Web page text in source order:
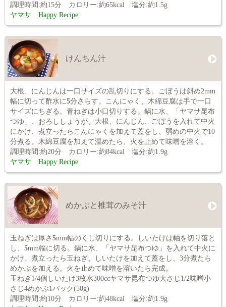
調理時間:約15分 カロリー:約65kcal 塩分:約1.5g
ヤマサ Happy Recipe
けんちん汁
大根、にんじんは一口サイズの乱切りにする。ごぼうは斜め2mm
幅に切って酢水に5分さらす。こんにゃく、木綿豆腐は手で一口
サイズにちぎる。青ねぎは小口切りする。鍋に水、「ヤマサ昆布
つゆ」、おろししょうが、大根、にんじん、ごぼうを入れて中火
にかけ、煮立ったらこんにゃくを加えて蓋をし、弱めの中火で10
分煮る。木綿豆腐を加えて温めたら、火を止めて味噌を溶く。
調理時間:約20分 カロリー:約84kcal 塩分:約1.9g
ヤマサ Happy Recipe
めかぶと椎茸のみそ汁
玉ねぎは厚さ 5mm幅のくし切りにする。しいたけは軸を切り落と
し、 5mm幅に切る。鍋に水、「ヤマサ昆布つゆ」を入れて中火に
かけ、煮立ったら玉ねぎ、しいたけを加えて蓋をし、3分煮たら
めかぶを加える。火を止めて味噌を溶いたら完成。
玉ねぎ1/4個しいたけ3枚水300ccヤマサ昆布つゆ大さじ1/2味噌小
さじ4めかぶ1パック(50g)
調理時間:約10分 カロリー:約48kcal 塩分:約1.9g